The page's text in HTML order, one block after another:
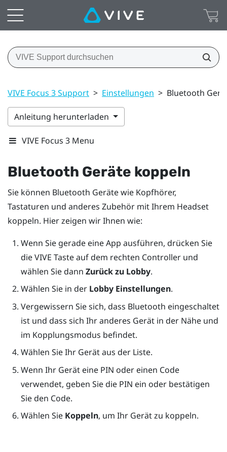
VIVE Focus 3 Support > Einstellungen > Bluetooth
Anleitung herunterladen
VIVE Focus 3 Menu
Bluetooth Geräte koppeln
Sie können Bluetooth Geräte wie Kopfhörer,
Tastaturen und anderes Zubehör mit Ihrem Headset
koppeln. Hier zeigen wir Ihnen wie:
Wenn Sie gerade eine App ausführen, drücken Sie
dieVIVE Taste auf dem rechten Controller und
wählen Sie dann Zurück zu Lobby.
Wählen Sie in der Lobby Einstellungen.
Vergewissern Sie sich, dass Bluetooth eingeschaltet
ist und dass sich Ihr anderes Gerät in der Nähe und
im Kopplungsmodus befindet.
Wählen Sie Ihr Gerät aus der Liste.
Wenn Ihr Gerät eine PIN oder einen Code
verwendet, geben Sie die PIN ein oder bestätigen
Sie den Code.
Wählen Sie Koppeln, um Ihr Gerät zu koppeln.